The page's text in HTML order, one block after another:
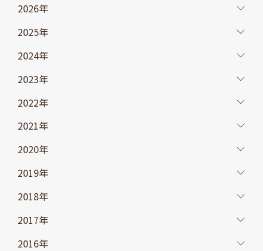
2026年
2025年
2024年
2023年
2022年
2021年
2020年
2019年
2018年
2017年
2016年